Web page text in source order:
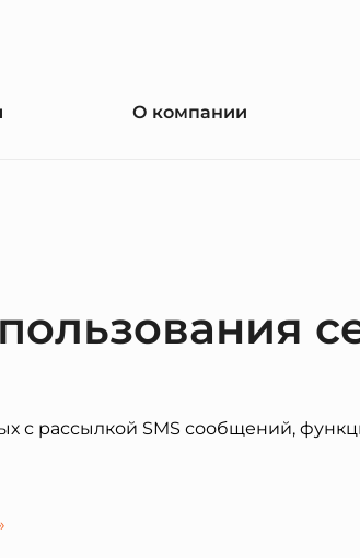
О компании
с рассылкой SMS сообщений,